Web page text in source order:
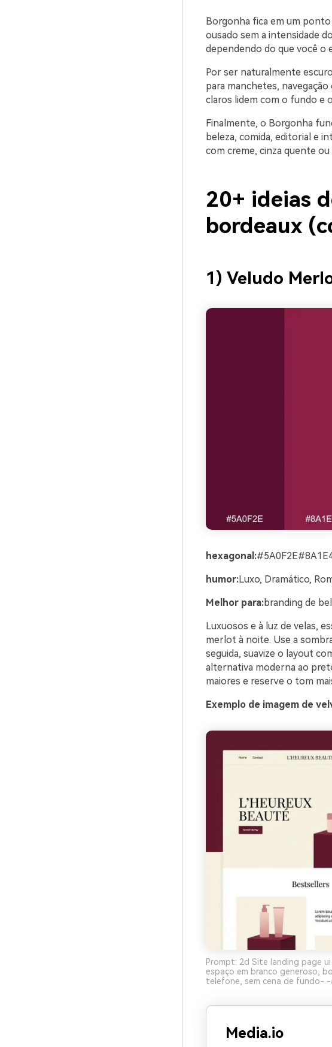
Borgonha fica em um
ousado sem a intensidade
dependendo do que você o
Por ser naturalmente
para manchetes,
claros lidem com o fundo e
Finalmente, o Borgonha
beleza, comida, editorial e
com creme, cinza quente
20+ ideias
bordeaux
1) Veludo
hexagonal:
humor:Luxo, Dramático,
Melhor para:branding de
Luxuosos e à luz de velas,
merlot à noite. Use a
seguida, suavize o layout
alternativa moderna ao
maiores e reserve o tom
Exemplo de imagem de
Prompt: 2d Site landing page
espaço em branco generoso,
telefone, sem cena de fundo- -
Media.io